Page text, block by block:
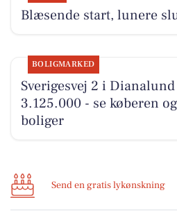
Blæsende start, lunere
BOLIGMARKED
Sverigesvej 2 i
3.125.000 - se køberen
boliger
Send en gratis lykønskning